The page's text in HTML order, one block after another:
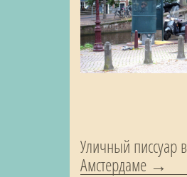
Уличный писсуар в
Амстердаме